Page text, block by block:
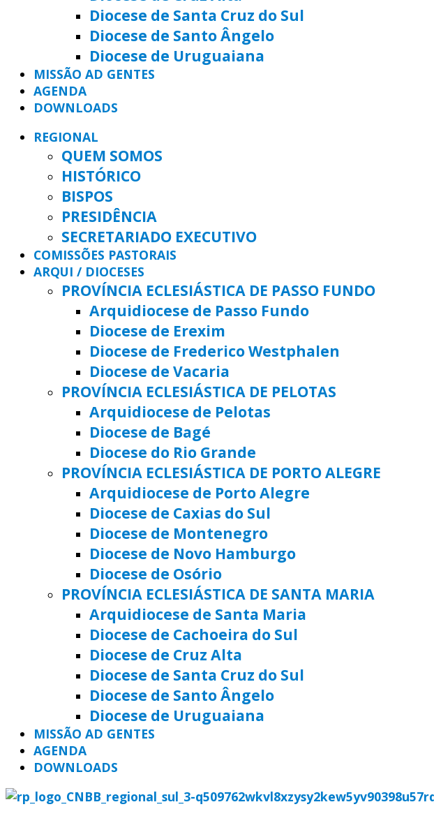
Diocese de Santa Cruz do Sul
Diocese de Santo Ângelo
Diocese de Uruguaiana
MISSÃO AD GENTES
AGENDA
DOWNLOADS
REGIONAL
QUEM SOMOS
HISTÓRICO
BISPOS
PRESIDÊNCIA
SECRETARIADO EXECUTIVO
COMISSÕES PASTORAIS
ARQUI / DIOCESES
PROVÍNCIA ECLESIÁSTICA DE PASSO FUNDO
Arquidiocese de Passo Fundo
Diocese de Erexim
Diocese de Frederico Westphalen
Diocese de Vacaria
PROVÍNCIA ECLESIÁSTICA DE PELOTAS
Arquidiocese de Pelotas
Diocese de Bagé
Diocese do Rio Grande
PROVÍNCIA ECLESIÁSTICA DE PORTO ALEGRE
Arquidiocese de Porto Alegre
Diocese de Caxias do Sul
Diocese de Montenegro
Diocese de Novo Hamburgo
Diocese de Osório
PROVÍNCIA ECLESIÁSTICA DE SANTA MARIA
Arquidiocese de Santa Maria
Diocese de Cachoeira do Sul
Diocese de Cruz Alta
Diocese de Santa Cruz do Sul
Diocese de Santo Ângelo
Diocese de Uruguaiana
MISSÃO AD GENTES
AGENDA
DOWNLOADS